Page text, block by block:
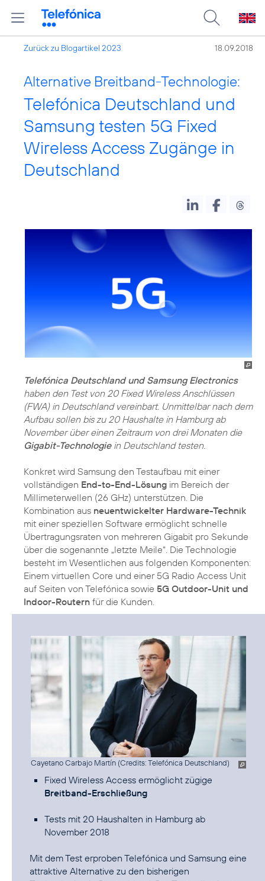
Zurück zu Blogartikel 2023 18.09.2018
Alternative Breitband-Technologie:
Telefónica Deutschland und
Samsung testen 5G Fixed
Wireless Access Zugänge in
Deutschland
Telefónica Deutschland und Samsung Electronics
haben den Test von 20 Fixed Wireless Anschlüssen
(FWA) in Deutschland vereinbart. Unmittelbar nach dem
Aufbau sollen bis zu 20 Haushalte in Hamburg ab
November über einen Zeitraum von drei Monaten die
Gigabit-Technologiein Deutschland testen.
Konkret wird Samsung den Testaufbau mit einer
vollständigen End-to-End-Lösung im Bereich der
Millimeterwellen (26 GHz) unterstützen. Die
Kombination aus neuentwickelter Hardware-Technik
mit einer speziellen Software ermöglicht schnelle
Übertragungsraten von mehreren Gigabit pro Sekunde
über die sogenannte „letzte Meile“. Die Technologie
besteht im Wesentlichen aus folgenden Komponenten:
Einem virtuellen Core und einer 5G Radio Access Unit
auf Seiten von Telefónica sowie 5G Outdoor-Unit und
Indoor-Routern für die Kunden.
Cayetano Carbajo Martín (Credits: Telefónica Deutschland)
Fixed Wireless Access ermöglicht zügige
Breitband-Erschließung
Tests mit 20 Haushalten in Hamburg ab
November 2018
Mit dem Test erproben Telefónica und Samsung eine
attraktive Alternative zu den bisherigen